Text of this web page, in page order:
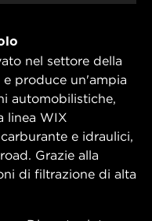
nel settore della
produce un'ampia
automobilistiche,
linea WIX
e idraulici,
Grazie alla
di filtrazione di alta